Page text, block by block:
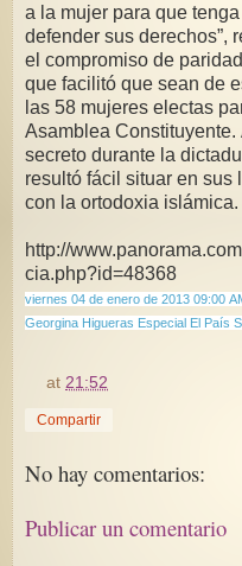
a la mujer para que
defender sus derechos”,
el compromiso de
que facilitó que sean de
las 58 mujeres electas
Asamblea
secreto durante la
resultó fácil situar en sus
con la ortodoxia
http://
cia.php?id=48368
viernes 04 de enero de 2013 09:00
Georgina Higueras Especial El País
at 21:52
Compartir
No hay comentarios:
Publicar un comentario